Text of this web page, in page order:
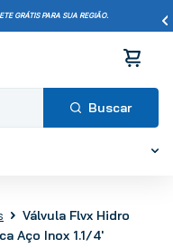
GRÁTIS PARA SUA REGIÃO.
Válvula Flvx Hidro
Aço Inox 1.1/4'